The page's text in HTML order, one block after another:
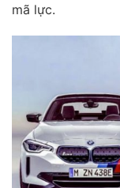
mã lực.